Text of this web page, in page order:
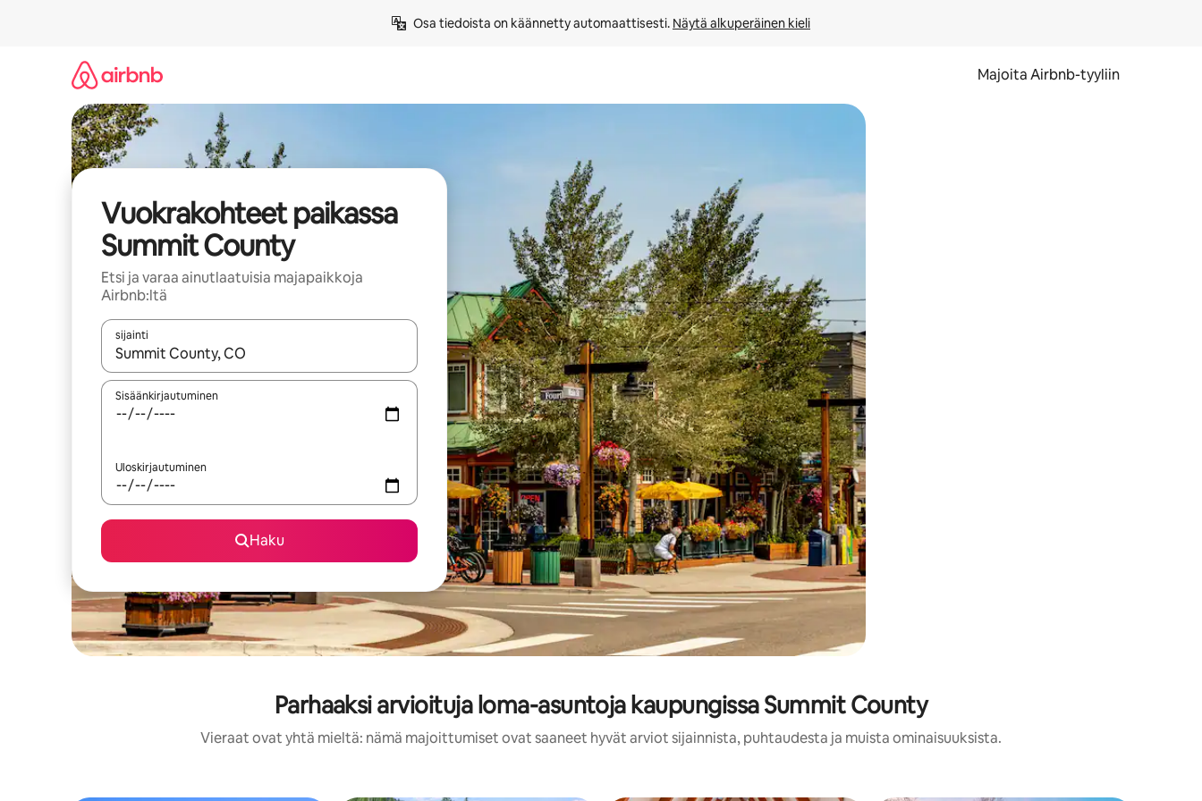
Osa tiedoista on käännetty automaattisesti. Näytä alkuperäinen kieli
Majoita Airbnb-tyyliin
Vuokrakohteet paikassa
Summit County
Etsi ja varaa ainutlaatuisia majapaikkoja
Airbnb:ltä
sijainti
Kun tulokset ovat saatavilla, navigoi ylös- ja alas-nuolinäppäimillä tai tutustu koskettamalla tai pyyhkäisemällä.
Sisäänkirjautuminen
Uloskirjautuminen
Haku
Parhaaksi arvioituja loma-asuntoja kaupungissa Summit County
Vieraat ovat yhtä mieltä: nämä majoittumiset ovat saaneet hyvät arviot sijainnista, puhtaudesta ja muista ominaisuuksista.